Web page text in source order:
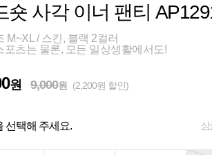
숏 사각 이너 팬티
M~XL / 스킨, 블랙 2컬러
포츠는 물론, 모든 일상생활에서도!
원 9,000원 (2,200원 할인)
선택해 주세요.